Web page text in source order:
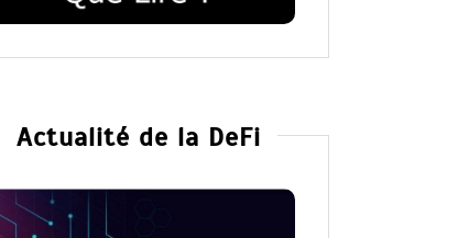
Actualité de la DeFi